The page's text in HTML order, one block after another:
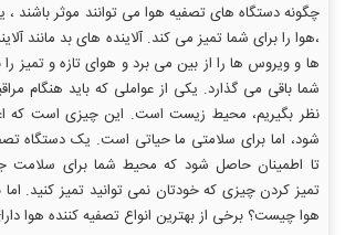
چگونه دستگاه های تصفیه هوا می توانند موثر باشند
،هوا را برای شما تمیز می کند. آلاینده های بد مانند
ها و ویروس ها را از بین می برد و هوای تازه و تمیز
شما باقی می گذارد. یکی از عواملی که باید هنگام
نظر بگیریم، محیط زیست است. این چیزی است که
شود، اما برای سلامتی ما حیاتی است. یک دستگاه
تا اطمینان حاصل شود که محیط شما برای سلامت
تمیز کردن چیزی که خودتان نمی توانید تمیز کنید.
هوا چیست؟ برخی از بهترین انواع تصفیه کننده هوا